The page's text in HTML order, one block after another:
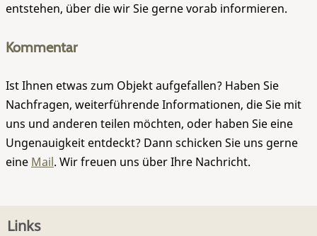
entstehen, über die wir Sie gerne vorab informieren.
Kommentar
Ist Ihnen etwas zum Objekt aufgefallen? Haben Sie
Nachfragen, weiterführende Informationen, die Sie mit
uns und anderen teilen möchten, oder haben Sie eine
Ungenauigkeit entdeckt? Dann schicken Sie uns gerne
eine Mail. Wir freuen uns über Ihre Nachricht.
Links